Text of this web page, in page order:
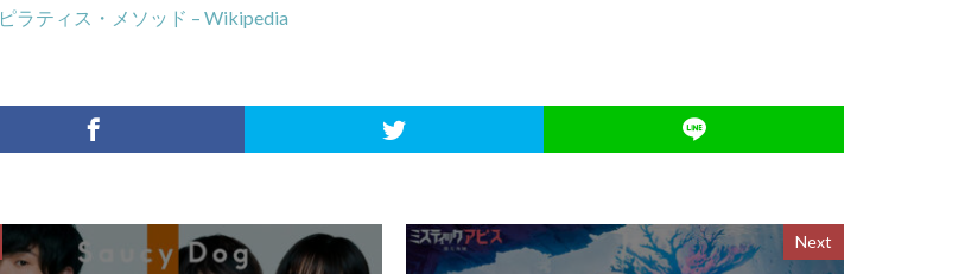
ピラティス・メソッド – Wikipedia
Next